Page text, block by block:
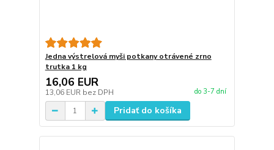
Jedna výstrelová myši potkany otrávené zrno
trutka 1 kg
16,06 EUR
13,06 EUR bez DPH do 3-7 dní
Pridať do košíka